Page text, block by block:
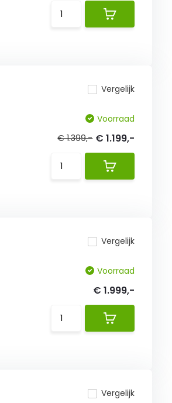
Vergelijk
Voorraad
€ 1.399,- € 1.199,-
Vergelijk
Voorraad
€ 1.999,-
Vergelijk